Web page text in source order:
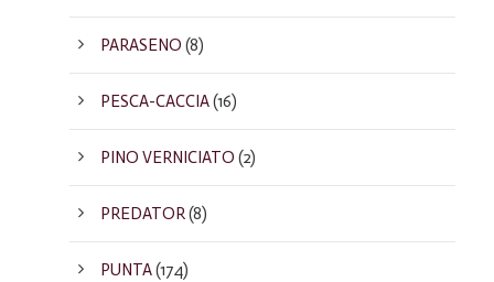
PARASENO (8)
PESCA-CACCIA(16)
PINO VERNICIATO (2)
PREDATOR(8)
PUNTA(174)